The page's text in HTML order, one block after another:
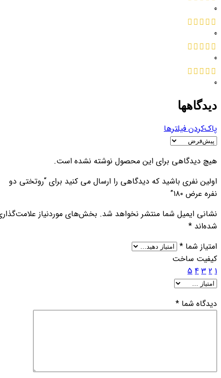
0
0
0
0
دیدگاهها
پاک‌کردن فیلترها
هیچ دیدگاهی برای این محصول نوشته نشده است.
اولین نفری باشید که دیدگاهی را ارسال می کنید برای “روتختی دو
نفره عرض ۱۸۰”
نشانی ایمیل شما منتشر نخواهد شد. بخش‌های موردنیاز
شده‌اند *
امتیاز شما *
کیفیت ساخت
1
2
3
4
5
دیدگاه شما *